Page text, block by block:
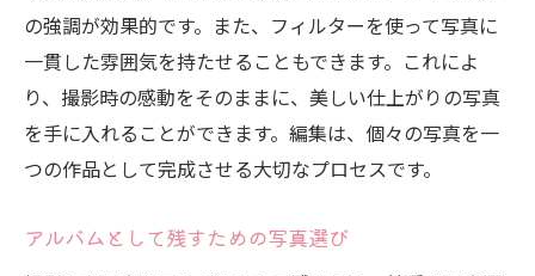
の強調が効果的です。また、フィルターを使って写真に
一貫した雰囲気を持たせることもできます。これによ
り、撮影時の感動をそのままに、美しい仕上がりの写真
を手に入れることができます。編集は、個々の写真を一
つの作品として完成させる大切なプロセスです。
アルバムとして残すための写真選び